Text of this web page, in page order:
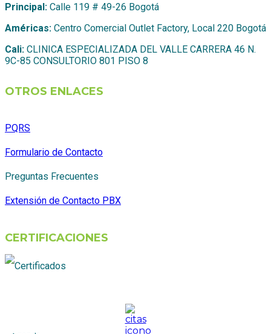
Principal: Calle 119 # 49-26 Bogotá
Américas: Centro Comercial Outlet Factory, Local 220 Bogotá
Cali: CLINICA ESPECIALIZADA DEL VALLE CARRERA 46 N.
9C-85 CONSULTORIO 801 PISO 8
OTROS ENLACES
PQRS
Formulario de Contacto
Preguntas Frecuentes
Extensión de Contacto PBX
CERTIFICACIONES